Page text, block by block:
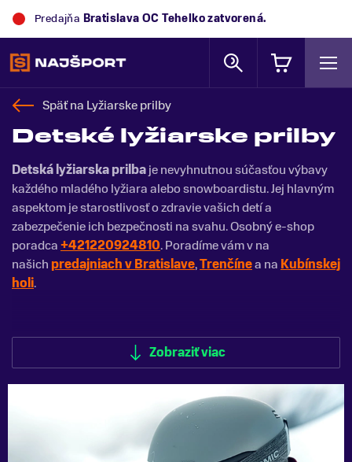
Predajňa Trek Flagship Store Bratislavazatvorená.
Späť na Lyžiarske prilby
Detské lyžiarske prilby
Detská lyžiarska prilbaje nevyhnutnou súčasťou výbavy
každého mladého lyžiara alebo snowboardistu. Jej hlavným
aspektom je starostlivosť o zdravie vašich detí a
zabezpečenie ich bezpečnosti na svahu. Osobný e-shop
poradca+421220924810. Poradíme vám v na
našich predajniach v Bratislave,Trenčínea na Kubínskej
holi.
Zobraziť viac
Zobraziť menej